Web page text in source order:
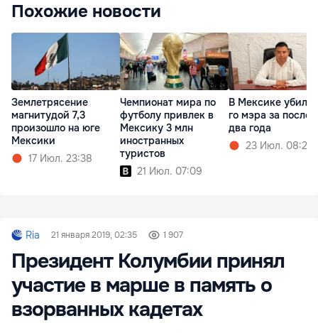
Похожие новости
Землетрясение
магнитудой 7,3
произошло на юге
Мексики
17 Июл. 23:38
Чемпионат мира по
футболу привлек в
Мексику 3 млн
иностранных
туристов
21 Июл. 07:09
В Мексике убили
го мэра за
два года
23 Июл. 08:20
Ria 21 января 2019, 02:35 1 907
Президент Колумбии принял
участие в марше в память о
взорванных кадетах